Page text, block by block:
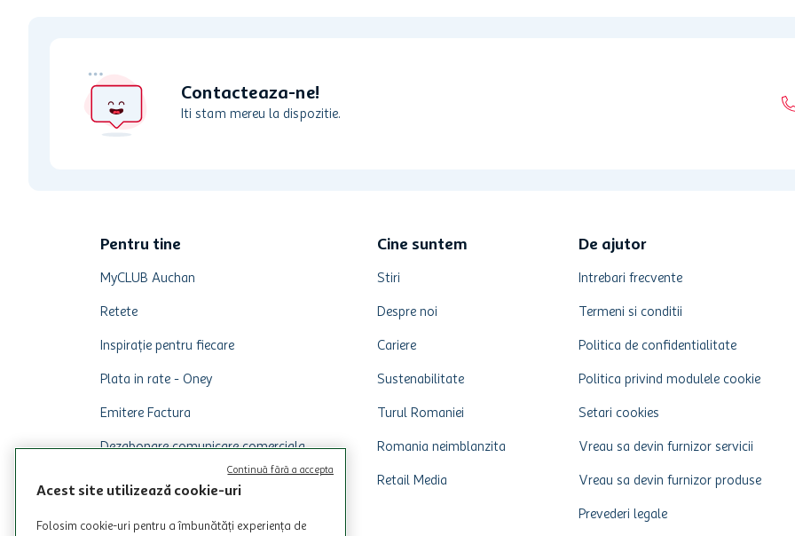
Contacteaza-ne!
Iti stam mereu la dispozitie.
Pentru tine
MyCLUB Auchan
Retete
Inspirație pentru fiecare
Plata in rate - Oney
Emitere Factura
Dezabonare comunicare comerciala
Cine suntem
Stiri
Despre noi
Cariere
Sustenabilitate
Turul Romaniei
Romania neimblanzita
Retail Media
De ajutor
Intrebari frecvente
Termeni si conditii
Politica de confidentialitate
Politica privind modulele cookie
Setari cookies
Vreau sa devin furnizor servicii
Vreau sa devin furnizor produse
Prevederi legale
Acest site utilizează cookie-uri
Folosim cookie-uri pentru a îmbunătăți experiența de
Continuă fără a accepta